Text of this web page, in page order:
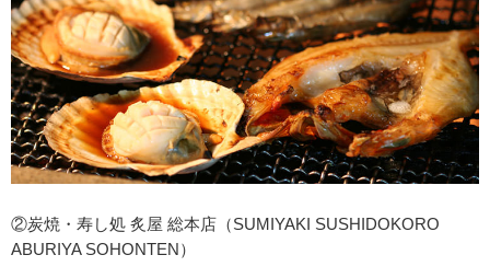
②炭焼・寿し処 炙屋 総本店（SUMIYAKI SUSHIDOKORO
ABURIYA SOHONTEN）